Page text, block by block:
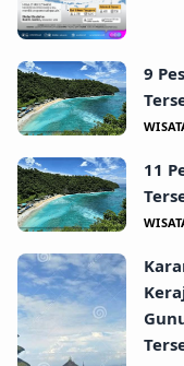
9
11